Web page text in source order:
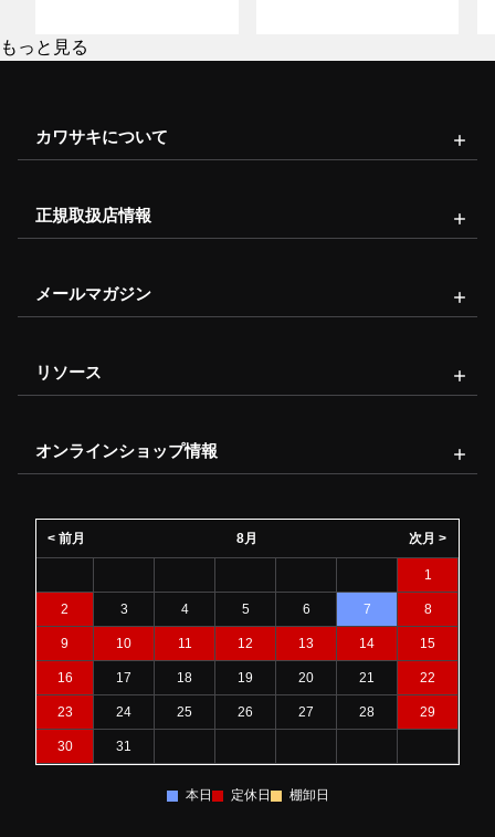
もっと見る
カワサキについて
正規取扱店情報
メールマガジン
リソース
オンラインショップ情報
8月
< 前月 次月 >
1
2 3 4 5 6 7 8
9 10 11 12 13 14 15
16 17 18 19 20 21 22
23 24 25 26 27 28 29
30 31
本日 定休日 棚卸日